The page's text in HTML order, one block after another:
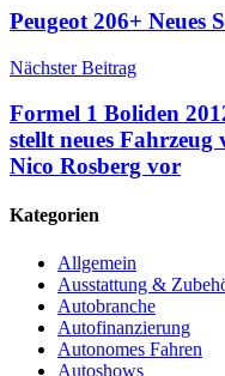
Peugeot 206+ Neues
Nächster Beitrag
Formel 1 Boliden
stellt neues
Nico Rosberg vor
Kategorien
Allgemein
Ausstattung &
Autobranche
Autofinanzierung
Autonomes Fahren
Autoshows